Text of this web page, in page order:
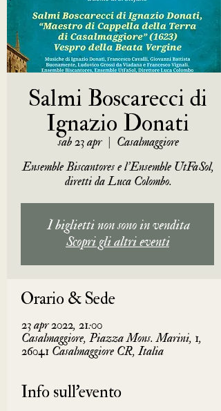
Salmi Boscarecci di
Ignazio Donati
sab 23 apr
  |
Casalmaggiore
Ensemble Biscantores e l’Ensemble UtFaSol,
diretti da Luca Colombo.
I biglietti non sono in vendita
Scopri gli altri eventi
Orario & Sede
23 apr 2022, 21:00
Casalmaggiore, Piazza Mons. Marini, 1,
26041 Casalmaggiore CR, Italia
Info sull'evento